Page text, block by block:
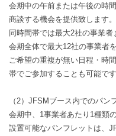
会期中の午前または午後の時
商談する機会を提供致します。
同時間帯では最大2社の事業者
会期全体で最大12社の事業者
ご希望の重複が無い日程・時
帯でご参加することも可能です
（2）JFSMブース内でのパン
会期中、1事業者あたり1種類
設置可能なパンフレットは、